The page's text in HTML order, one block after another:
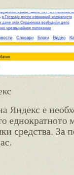
Яндекс е
еднократното
средства. За